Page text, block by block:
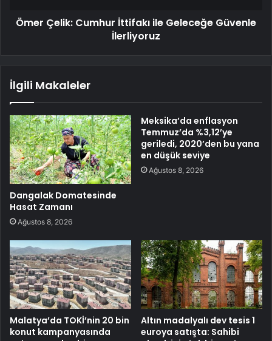
Ömer Çelik: Cumhur İttifakı ile Geleceğe Güvenle
İlerliyoruz
İlgili Makaleler
Dangalak Domatesinde
Hasat Zamanı
Ağustos 8, 2026
Meksika’da enflasyon
Temmuz’da %3,12’ye
geriledi, 2020’den bu yana
en düşük seviye
Ağustos 8, 2026
Malatya’da TOKİ’nin 20 bin
konut kampanyasında
Altın madalyalı dev tesis 1
euroya satışta: Sahibi